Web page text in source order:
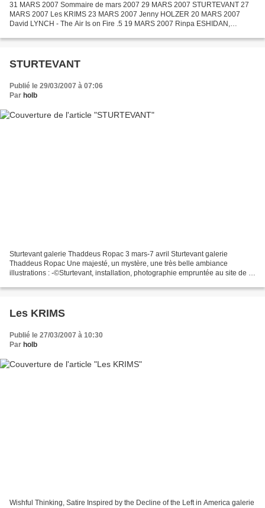
31 MARS 2007 Sommaire de mars 2007 29 MARS 2007 STURTEVANT 27
MARS 2007 Les KRIMS 23 MARS 2007 Jenny HOLZER 20 MARS 2007
David LYNCH - The Air Is on Fire .5 19 MARS 2007 Rinpa ESHIDAN,
STURTEVANT
Publié le 29/03/2007 à 07:06
Par holb
Sturtevant galerie Thaddeus Ropac 3 mars-7 avril Sturtevant galerie
Thaddeus Ropac Une majesté, un mystère, une très belle ambiance
illustrations : -©Sturtevant, installation, photographie empruntée au site de la
Les KRIMS
Publié le 27/03/2007 à 10:30
Par holb
Wishful Thinking, Satire Inspired by the Decline of the Left in America galerie